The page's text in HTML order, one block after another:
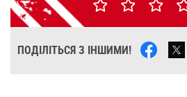
ПОДІЛІТЬСЯ З ІНШИМИ!